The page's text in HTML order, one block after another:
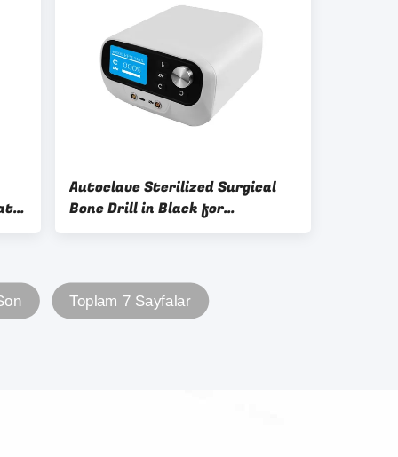
Autoclave Sterilized Surgical
Bone Drill in Black for
Performance
Toplam 7 Sayfalar